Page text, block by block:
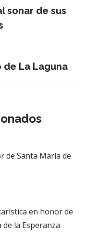
sonar de sus
de La Laguna
de Santa María de
en honor de
la Esperanza